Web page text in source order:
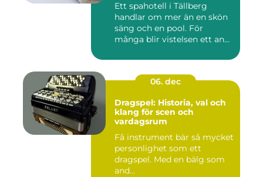
Ett spahotell i Tällberg
handlar om mer än en skön
säng och en pool. För
många blir vistelsen ett an...
06. dec
Dragspel: Historia, val och
klang för scen och
vardagsrum
Få instrument bär så mycket
personlighet som ett
dragspel. Med en bälg som
and...